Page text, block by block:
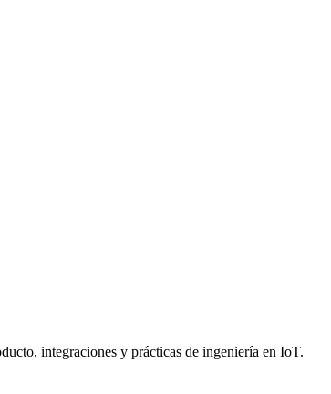
integraciones y prácticas de ingeniería en IoT.